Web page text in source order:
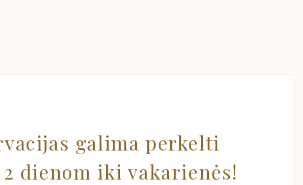
galima perkelti
dienom iki vakarienės!